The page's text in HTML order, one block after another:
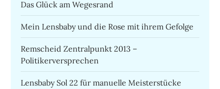
Das Glück am Wegesrand
Mein Lensbaby und die Rose mit ihrem Gefolge
Remscheid Zentralpunkt 2013 –
Politikerversprechen
Lensbaby Sol 22 für manuelle Meisterstücke